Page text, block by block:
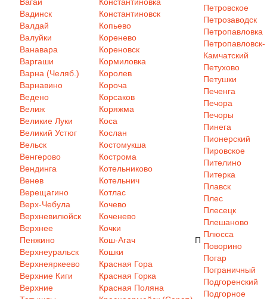
Вадинск
Валдай
Валуйки
Ванавара
Варгаши
Варна (Челяб.)
Варнавино
Ведено
Велиж
Великие Луки
Великий Устюг
Вельск
Венгерово
Вендинга
Венев
Верещагино
Верх-Чебула
Верхневилюйск
Верхнее
Пенжино
Верхнеуральск
Верхнеяркеево
Верхние Киги
Верхние
Константиновск
Копьево
Коренево
Кореновск
Кормиловка
Королев
Короча
Корсаков
Коряжма
Коса
Кослан
Костомукша
Кострома
Котельниково
Котельнич
Котлас
Кочево
Коченево
Кочки
Кош-Агач
Кошки
Красная Гора
Красная Горка
Красная Поляна
П
Петровское
Петрозаводск
Петропавловка
Петропавловск-
Камчатский
Петухово
Петушки
Печенга
Печора
Печоры
Пинега
Пионерский
Пировское
Пителино
Питерка
Плавск
Плес
Плесецк
Плешаново
Плюсса
Поворино
Погар
Пограничный
Подгоренский
Подгорное